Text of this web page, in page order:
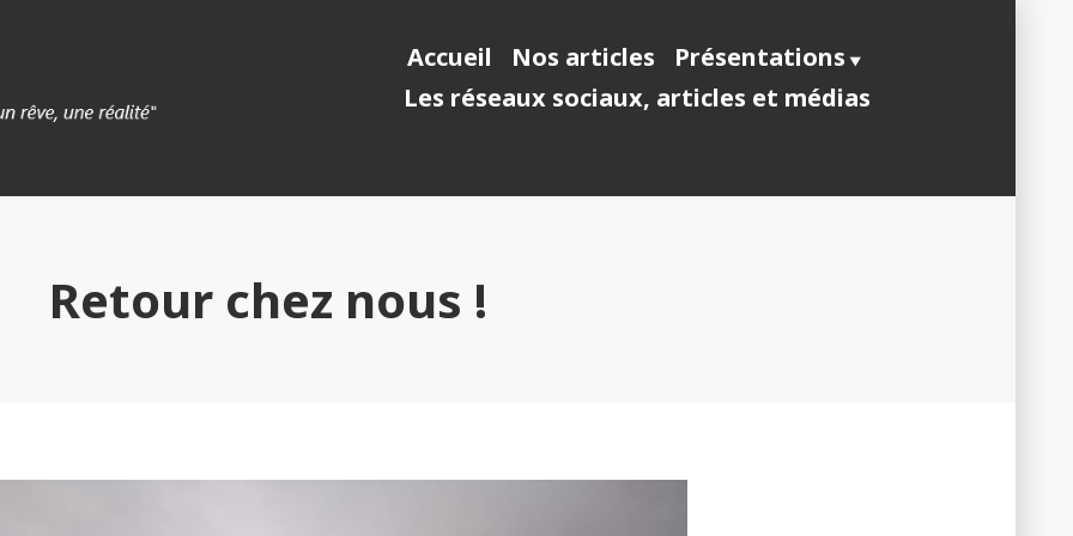
Accueil Nos articles
Présentations
Les réseaux sociaux, articles et médias
Retour chez nous !